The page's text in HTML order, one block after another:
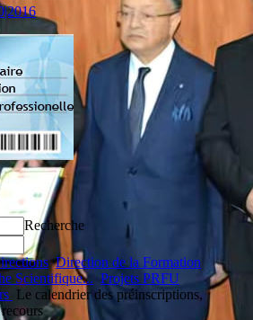
Recherche
Direction de la Formation
Scientifique... Projets PRFU
Le calendrier des préinscriptions,